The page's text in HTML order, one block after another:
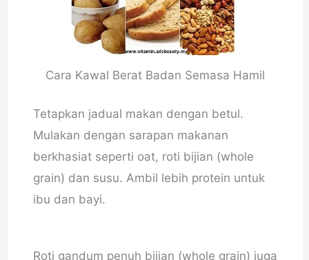
Cara Kawal Berat Badan Semasa Hamil
Tetapkan jadual makan dengan betul.
Mulakan dengan sarapan makanan
berkhasiat seperti oat, roti bijian (whole
grain) dan susu. Ambil lebih protein untuk
ibu dan bayi.
Roti gandum penuh bijian (whole grain) juga